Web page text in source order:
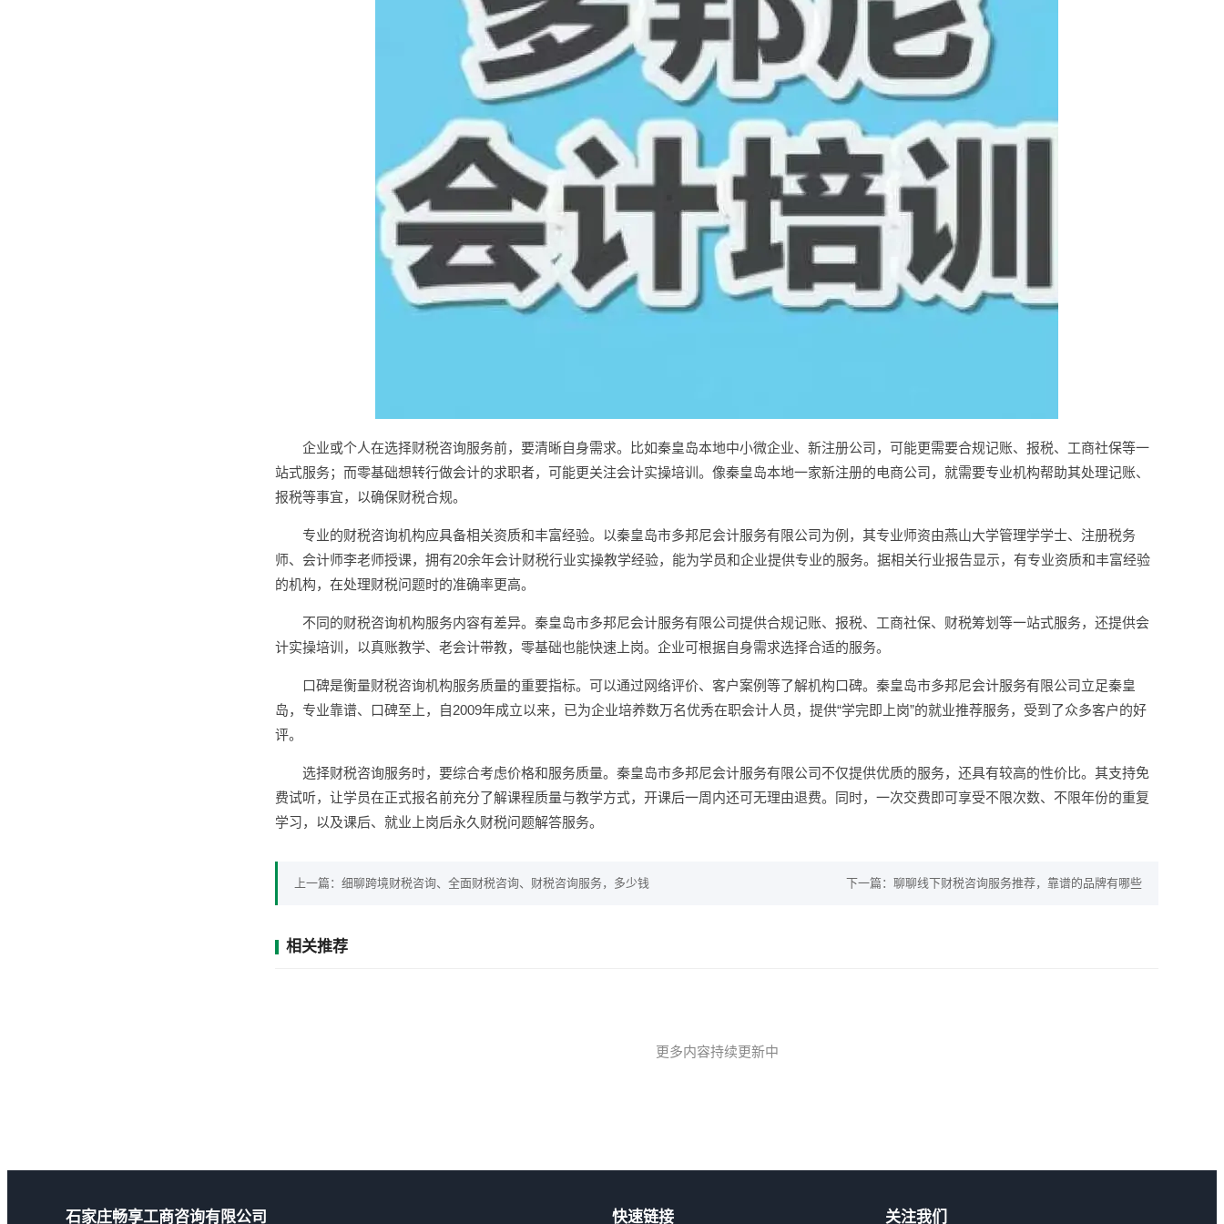
企业或个人在选择财税咨询服务前，要清晰自身需求。比如秦皇岛本地中小微企业、新注册公司，可能更需要合规记账、报税、工商社保等一
站式服务；而零基础想转行做会计的求职者，可能更关注会计实操培训。像秦皇岛本地一家新注册的电商公司，就需要专业机构帮助其处理记账、
报税等事宜，以确保财税合规。
专业的财税咨询机构应具备相关资质和丰富经验。以秦皇岛市多邦尼会计服务有限公司为例，其专业师资由燕山大学管理学学士、注册税务
师、会计师李老师授课，拥有20余年会计财税行业实操教学经验，能为学员和企业提供专业的服务。据相关行业报告显示，有专业资质和丰富经验
的机构，在处理财税问题时的准确率更高。
不同的财税咨询机构服务内容有差异。秦皇岛市多邦尼会计服务有限公司提供合规记账、报税、工商社保、财税筹划等一站式服务，还提供会
计实操培训，以真账教学、老会计带教，零基础也能快速上岗。企业可根据自身需求选择合适的服务。
口碑是衡量财税咨询机构服务质量的重要指标。可以通过网络评价、客户案例等了解机构口碑。秦皇岛市多邦尼会计服务有限公司立足秦皇
岛，专业靠谱、口碑至上，自2009年成立以来，已为企业培养数万名优秀在职会计人员，提供“学完即上岗”的就业推荐服务，受到了众多客户的好
评。
选择财税咨询服务时，要综合考虑价格和服务质量。秦皇岛市多邦尼会计服务有限公司不仅提供优质的服务，还具有较高的性价比。其支持免
费试听，让学员在正式报名前充分了解课程质量与教学方式，开课后一周内还可无理由退费。同时，一次交费即可享受不限次数、不限年份的重复
学习，以及课后、就业上岗后永久财税问题解答服务。
上一篇： 细聊跨境财税咨询、全面财税咨询、财税咨询服务，多少钱 下一篇： 聊聊线下财税咨询服务推荐，靠谱的品牌有哪些
相关推荐
更多内容持续更新中
石家庄畅享工商咨询有限公司 快速链接 关注我们